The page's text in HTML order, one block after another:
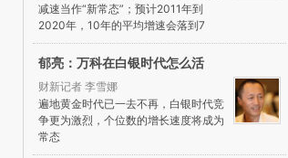
减速当作“新常态”；预计2011年到
2020年，10年的平均增速会落到7
郁亮：万科在白银时代怎么活
财新记者 李雪娜
遍地黄金时代已一去不再，白银时代竞
争更为激烈，个位数的增长速度将成为
常态